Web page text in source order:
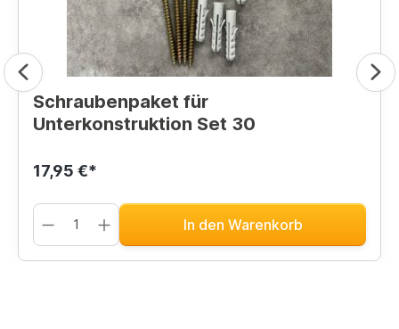
Schraubenpaket für
Unterkonstruktion Set 30
17,95 €*
In den Warenkorb